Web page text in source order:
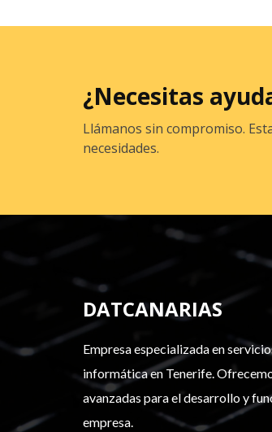
¿Necesitas
Llámanos sin compromiso.
necesidades.
DATCANARIAS
Empresa especializada en
informática en Tenerife.
avanzadas para el desarrollo y
empresa.